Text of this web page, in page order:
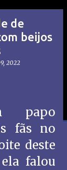
de
beijos
2022
papo
fãs no
deste
ela falou